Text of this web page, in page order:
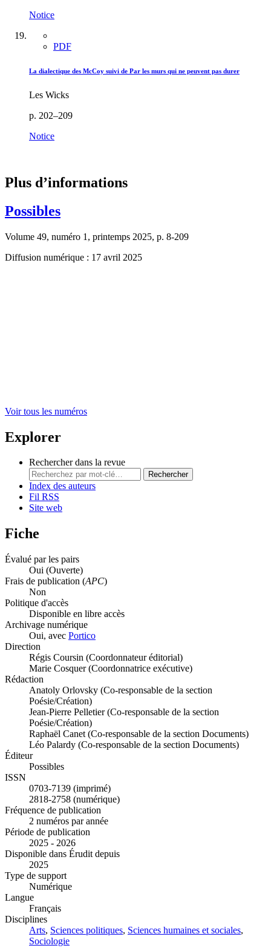
Notice
PDF
La dialectique des McCoy suivi de Par les murs qui ne peuvent pas durer
Les Wicks
p. 202–209
Notice
Plus d’informations
Possibles
Volume 49, numéro 1, printemps 2025, p. 8-209
Diffusion numérique : 17 avril 2025
Voir tous les numéros
Explorer
Rechercher dans la revue
Rechercher
Index des auteurs
Fil RSS
Site web
Fiche
Évalué par les pairs
Oui (Ouverte)
Frais de publication (APC)
Non
Politique d'accès
Disponible en libre accès
Archivage numérique
Oui, avec Portico
Direction
Régis Coursin (Coordonnateur éditorial)
Marie Cosquer (Coordonnatrice exécutive)
Rédaction
Anatoly Orlovsky (Co-responsable de la section
Poésie/Création)
Jean-Pierre Pelletier (Co-responsable de la section
Poésie/Création)
Raphaël Canet (Co-responsable de la section Documents)
Léo Palardy (Co-responsable de la section Documents)
Éditeur
Possibles
ISSN
0703-7139 (imprimé)
2818-2758 (numérique)
Fréquence de publication
2 numéros par année
Période de publication
2025 - 2026
Disponible dans Érudit depuis
2025
Type de support
Numérique
Langue
Français
Disciplines
Arts, Sciences politiques, Sciences humaines et sociales,
Sociologie